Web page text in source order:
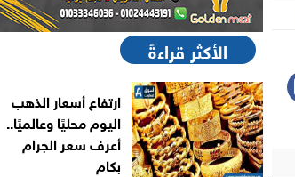
الأكثر قراءةً
ارتفاع أسعار الذهب
اليوم محليًا وعالميًا..
أعرف سعر الجرام
بكام